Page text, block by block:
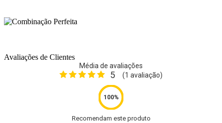
Avaliações de Clientes
Média de avaliações
5 (1 avaliação)
Recomendam este produto